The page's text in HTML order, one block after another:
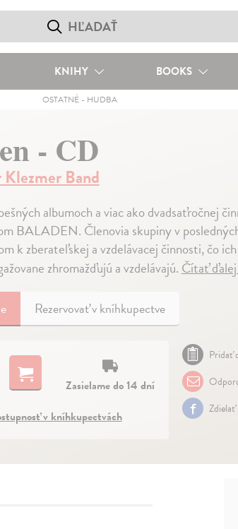
KNIHY BOOKS
OSTATNÉ- HUDBA
- CD
Klezmer Band
albumoch a viac ako
BALADEN. Členovia skupiny v
k zberateľskej a vzdelávacej činnosti, čo
zhromažďujú a vzdelávajú.Čítať
Rezervovať v kníhkupectve
Zasielame do 14 dní
v kníhkupectvách
Pridať
Zdielať